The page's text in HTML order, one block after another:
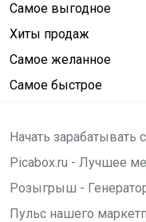
Самое выгодное
Хиты продаж
Самое желанное
Самое быстрое
Начать зарабатывать
Picabox.ru - Лучшее
Розыгрыш -
Пульс нашего